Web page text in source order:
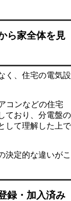
ら家全体を見
く、住宅の電気設
コンなどの住宅
ており、分電盤の
して理解した上で
決定的な違いがこ
録・加入済み